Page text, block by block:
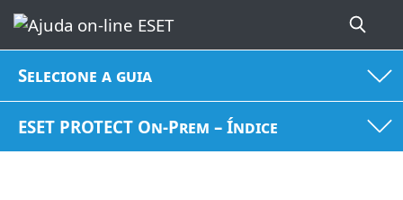
Selecione a guia
ESET PROTECT On-Prem – Índice